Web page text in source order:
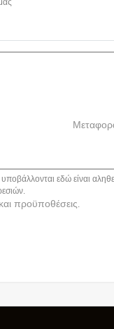
εδώ είναι
προϋποθέσεις.